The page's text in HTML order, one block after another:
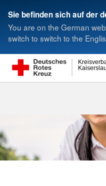
Sie befinden sich auf der
You are on the German
switch to switch to the